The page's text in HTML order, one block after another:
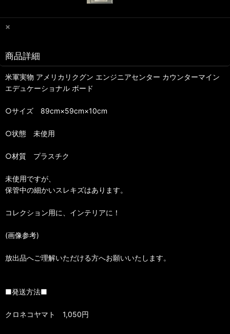
×
商品詳細
米軍実物 アメリカリクグン エンジニアセンター カウンターマイン
エデュケーショナル ボード
○サイズ 89cm×59cm×10cm
○状態 未使用
○材質 プラスチク
未使用ですが、
保管中の細かいスレキズはあります。
コレクション用に、インテリアに！
(画像参考)
放出品へご理解いただける方へお願いいたします。
■発送方法■
クロネコヤマト 1,050円